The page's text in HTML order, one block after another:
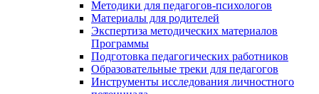
Методики для педагогов-психологов
Материалы для родителей
Экспертиза методических материалов
Программы
Подготовка педагогических работников
Образовательные треки для педагогов
Инструменты исследования личностного